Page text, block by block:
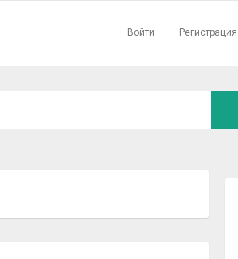
Войти Регистрация